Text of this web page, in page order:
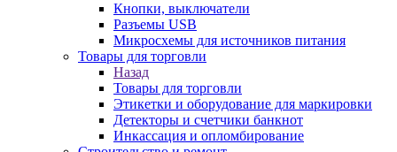
Кнопки, выключатели
Разъемы USB
Микросхемы для источников питания
Товары для торговли
Назад
Товары для торговли
Этикетки и оборудование для маркировки
Детекторы и счетчики банкнот
Инкассация и опломбирование